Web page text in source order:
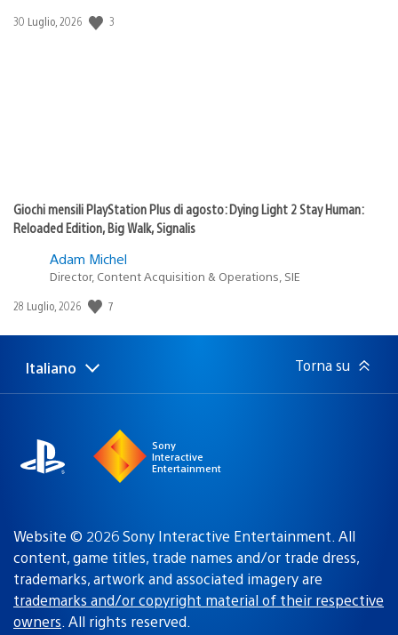
Data
30 Luglio, 2026 3
Giochi mensili PlayStation Plus di agosto: Dying Light 2 Stay Human:
Reloaded Edition, Big Walk, Signalis
Adam Michel
Director, Content Acquisition & Operations, SIE
Data
pubblicazione:
28 Luglio, 2026 7
Seleziona
una
Regione
attuale:
Italiano Torna su
Sony
Interactive
Entertainment
Website © 2026 Sony Interactive Entertainment. All
content, game titles, trade names and/or trade dress,
trademarks, artwork and associated imagery are
trademarks and/or copyright material of their respective
owners. All rights reserved.